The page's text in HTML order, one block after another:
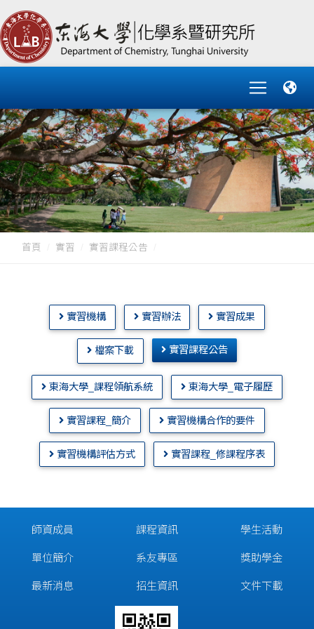
首頁 實習 實習課程公告
實習機構 實習辦法 實習成果
檔案下載 實習課程公告
東海大學_課程領航系統 東海大學_電子履歷
實習課程_簡介 實習機構合作的要件
實習機構評估方式 實習課程_修課程序表
師資成員
單位簡介
最新消息
課程資訊
系友專區
招生資訊
學生活動
獎助學金
文件下載